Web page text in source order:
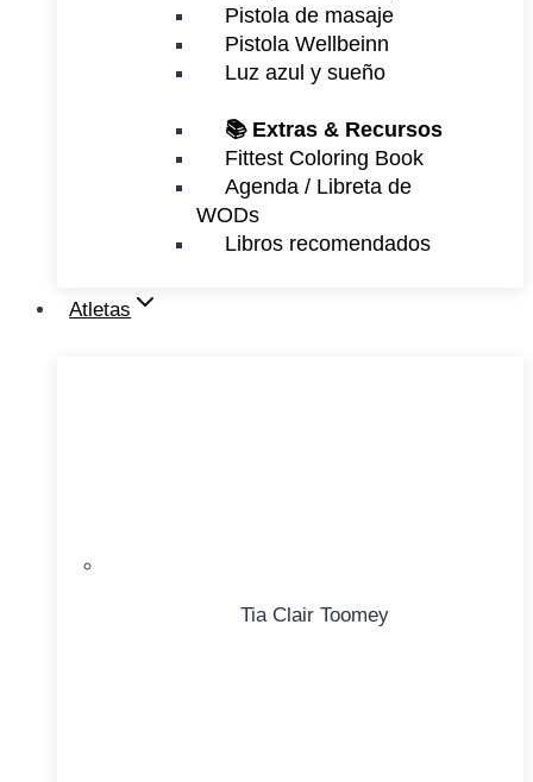
Pistola de masaje
Pistola Wellbeinn
Luz azul y sueño
📚 Extras & Recursos
Fittest Coloring Book
Agenda / Libreta de
WODs
Libros recomendados
Atletas
Tia Clair Toomey